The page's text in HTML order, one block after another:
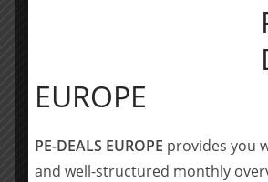
Technologieunternehmen in der
Partner Simon Vogel und umfasste
München).
EUROPE
PE-DEALS EUROPE provides you
and well-structured monthly